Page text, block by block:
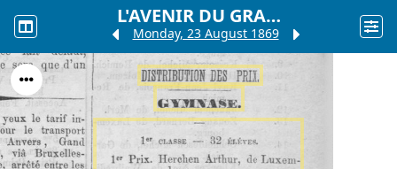
L'AVENIR DU GRAND-DUCHÉ DE LUXEMBOURG.
Monday, 23 August 1869